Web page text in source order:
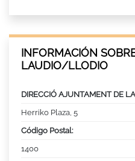
INFORMACIÓN
LAUDIO/LLODIO
DIRECCIÓ AJUNTAMENT DE
Herriko Plaza, 5
Código Postal:
1400